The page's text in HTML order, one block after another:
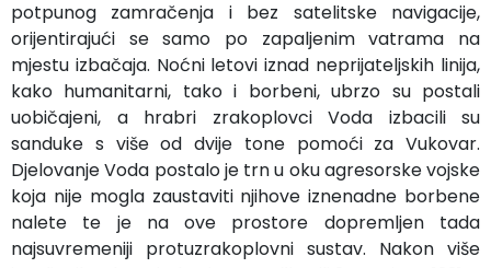
potpunog zamračenja i bez satelitske navigacije,
orijentirajući se samo po zapaljenim vatrama na
mjestu izbačaja. Noćni letovi iznad neprijateljskih linija,
kako humanitarni, tako i borbeni, ubrzo su postali
uobičajeni, a hrabri zrakoplovci Voda izbacili su
sanduke s više od dvije tone pomoći za Vukovar.
Djelovanje Voda postalo je trn u oku agresorske vojske
koja nije mogla zaustaviti njihove iznenadne borbene
nalete te je na ove prostore dopremljen tada
najsuvremeniji protuzrakoplovni sustav. Nakon više